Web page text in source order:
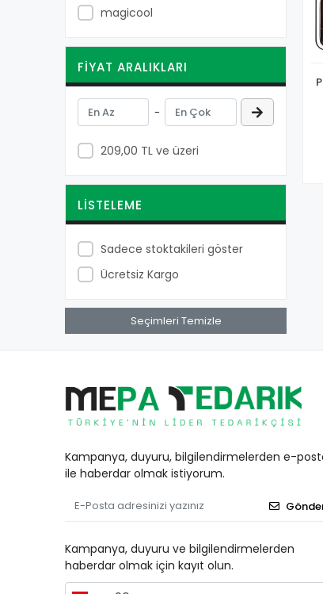
magicool
FIYAT ARALIKLARI
-
209,00 TL ve üzeri
LISTELEME
Sadece stoktakileri göster
Ücretsiz Kargo
Seçimleri Temizle
Kampanya, duyuru, bilgilendirmelerden e-
ile haberdar olmak istiyorum.
Kampanya, duyuru ve bilgilendirmelerden
haberdar olmak için kayıt olun.